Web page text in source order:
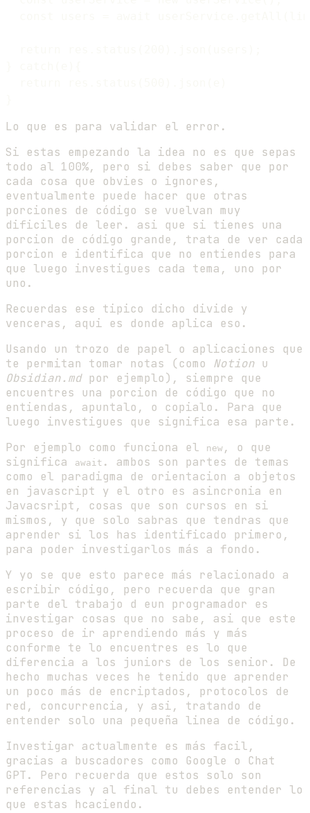
Lo que es para validar el error.
Si estas empezando la idea no es que sepas
todo al 100%, pero si debes saber que por
cada cosa que obvies o ignores,
eventualmente puede hacer que otras
porciones de código se vuelvan muy
dificiles de leer. asi que si tienes una
porcion de código grande, trata de ver cada
porcion e identifica que no entiendes para
que luego investigues cada tema, uno por
uno.
Recuerdas ese tipico dicho divide y
venceras, aqui es donde aplica eso.
Usando un trozo de papel o aplicaciones que
te permitan tomar notas (como Notion u
Obsidian.mdpor ejemplo), siempre que
encuentres una porcion de código que no
entiendas, apuntalo, o copialo. Para que
luego investigues que significa esa parte.
Por ejemplo como funciona el
new , o que
significa
await . ambos son partes de temas
como el paradigma de orientacion a objetos
en javascript y el otro es asincronia en
Javacsript, cosas que son cursos en si
mismos, y que solo sabras que tendras que
aprender si los has identificado primero,
para poder investigarlos más a fondo.
Y yo se que esto parece más relacionado a
escribir código, pero recuerda que gran
parte del trabajo d eun programador es
investigar cosas que no sabe, asi que este
proceso de ir aprendiendo más y más
conforme te lo encuentres es lo que
diferencia a los juniors de los senior. De
hecho muchas veces he tenido que aprender
un poco más de encriptados, protocolos de
red, concurrencia, y asi, tratando de
entender solo una pequeña linea de código.
Investigar actualmente es más facil,
gracias a buscadores como Google o Chat
GPT. Pero recuerda que estos solo son
referencias y al final tu debes entender lo
que estas hcaciendo.